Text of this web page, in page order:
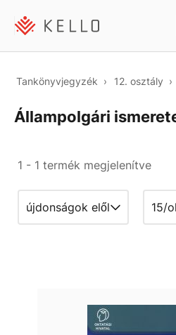
Tankönyvjegyzék 12. osztály
Állampolgári
1 - 1 termék megjelenítve